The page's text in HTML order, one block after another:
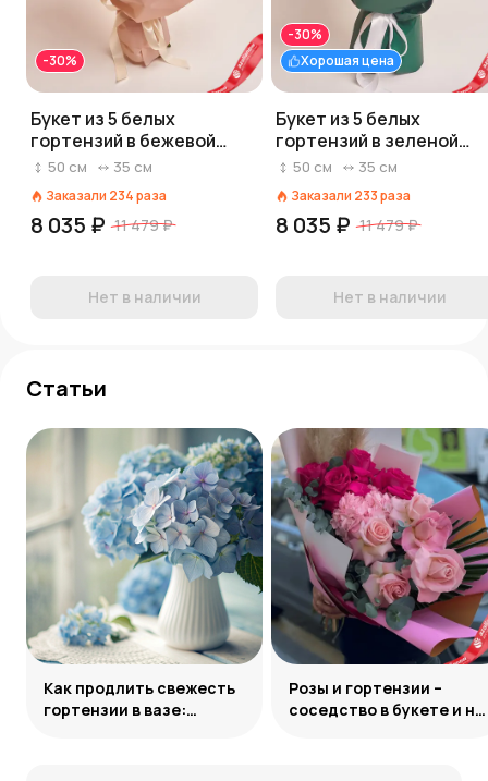
-30%
Букет из 5 белых
гортензий в бежевой
пленке
50 см 35 см
Заказали 234раза
8 035 ₽ 11 479 ₽
Нет в наличии
Хорошая цена
-30%
Букет из 5 белых
гортензий в зеленой
бумаге «Из цветочков и
50 см 35 см
Заказали 233раза
8 035 ₽ 11 479 ₽
Нет в наличии
Статьи
Как продлить свежесть
гортензии в вазе:
Розы и гортензии –
соседство в букете и на